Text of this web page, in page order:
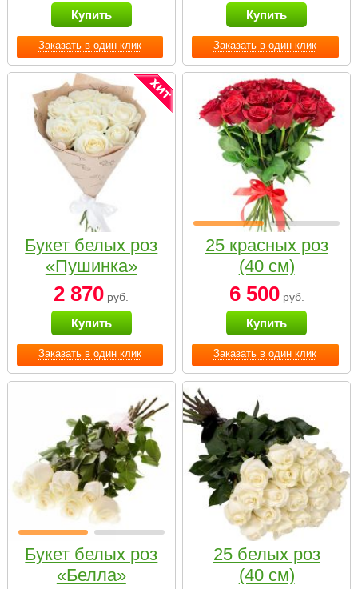
Заказать в один клик
Купить
Заказать в один клик
Купить
Заказать в один клик
Букет белых роз
«Пушинка»
2 870 руб.
Купить
Заказать в один клик
25 красных роз
(40 см)
6 500руб.
Купить
Букет белых роз
«Белла»
25 белых роз
(40 см)